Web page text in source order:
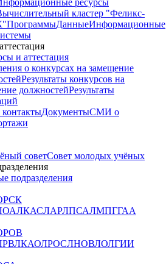
ресурсы
кластер "Феликс-
ПрограммыДанныеИнформационные
и аттестация
о конкурсах на замещение
Результаты конкурсов на
должностейРезультаты
ДокументыСМИ о
советСовет молодых учёных
подразделения
ЛКАСЛАРЛПСАЛМПГГАА
ЛКАОЛРОСЛНОВЛОЛГИИ